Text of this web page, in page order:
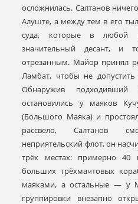
осложнилась. Салтанов
Алуште, а между тем в его
суда, которые в любой
значительный десант, и
отрезанным. Майор принял
Ламбат, чтобы не
Обнаружив подходивший
остановились у маяков
(Большого Маяка) и
рассвело, Салтанов
неприятельский флот, он
трёх местах: примерно 40
больших трёхмачтовых
маяками, а остальные — у
группировки внезапно